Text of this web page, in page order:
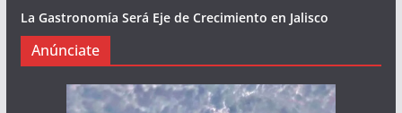
La Gastronomía Será Eje de Crecimiento en Jalisco
Anúnciate